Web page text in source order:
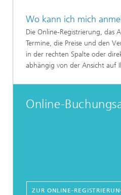
Wo kann ich mich
Die Online-Registrierung, das
Termine, die Preise und den
in der rechten Spalte oder
abhängig von der Ansicht auf
Online-
ZUR ONLINE-